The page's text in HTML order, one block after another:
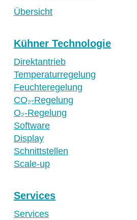
Übersicht
Kühner Technologie
Direktantrieb
Temperaturregelung
Feuchteregelung
CO₂-Regelung
O₂-Regelung
Software
Display
Schnittstellen
Scale-up
Services
Services